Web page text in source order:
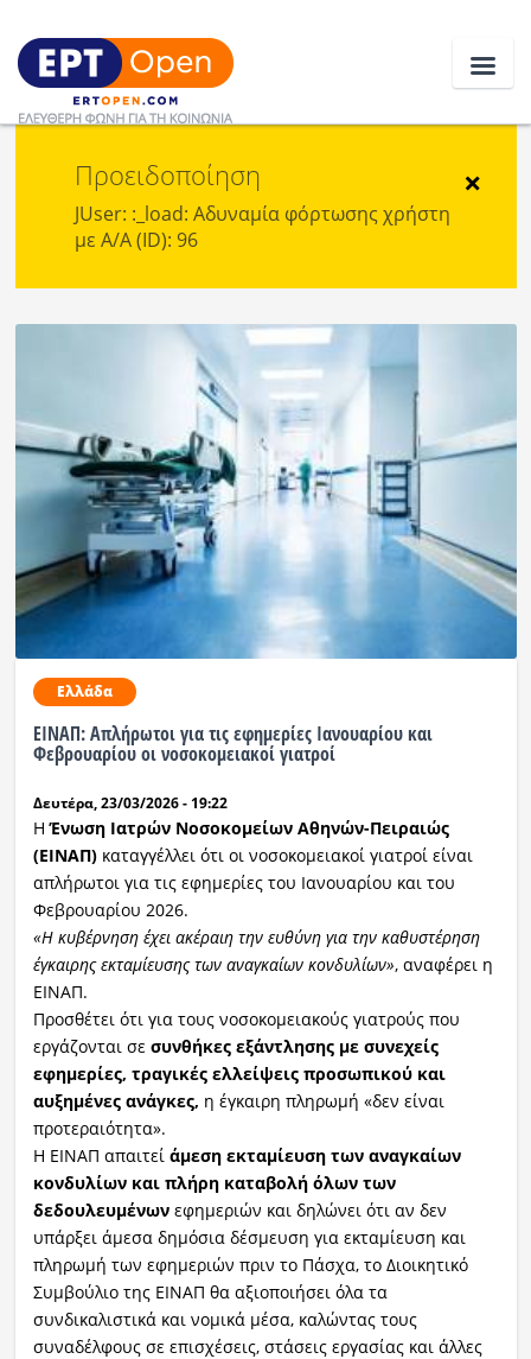
Ειδήσεις
Ελλάδα
Πολιτική
Οικονομία
Αθλητικά
Κόσμος
Ραδιόφωνο LIVE
Εκπομπές
Πολιτισμός
×
Προειδοποίηση
JUser: :_load: Αδυναμία φόρτωσης χρήστη
με Α/Α (ID): 96
Ελλάδα
ΕΙΝΑΠ: Απλήρωτοι για τις εφημερίες Ιανουαρίου και
Φεβρουαρίου οι νοσοκομειακοί γιατροί
Δευτέρα, 23/03/2026 - 19:22
ΗΈνωση Ιατρών Νοσοκομείων Αθηνών-Πειραιώς
(ΕΙΝΑΠ)καταγγέλλει ότι οι νοσοκομειακοί γιατροί είναι
απλήρωτοι για τις εφημερίες του Ιανουαρίου και του
Φεβρουαρίου 2026.
«Η κυβέρνηση έχει ακέραιη την ευθύνη για την καθυστέρηση
έγκαιρης εκταμίευσης των αναγκαίων κονδυλίων», αναφέρει η
ΕΙΝΑΠ.
Προσθέτει ότι για τους νοσοκομειακούς γιατρούς που
εργάζονται σε συνθήκες εξάντλησης με συνεχείς
εφημερίες, τραγικές ελλείψεις προσωπικού και
αυξημένες ανάγκες, η έγκαιρη πληρωμή «δεν είναι
προτεραιότητα».
Η ΕΙΝΑΠ απαιτεί άμεση εκταμίευση των αναγκαίων
κονδυλίων και πλήρη καταβολή όλων των
δεδουλευμένωνεφημεριών και δηλώνει ότι αν δεν
υπάρξει άμεσα δημόσια δέσμευση για εκταμίευση και
πληρωμή των εφημεριών πριν το Πάσχα, το Διοικητικό
Συμβούλιο της ΕΙΝΑΠ θα αξιοποιήσει όλα τα
συνδικαλιστικά και νομικά μέσα, καλώντας τους
συναδέλφους σε επισχέσεις, στάσεις εργασίας και άλλες